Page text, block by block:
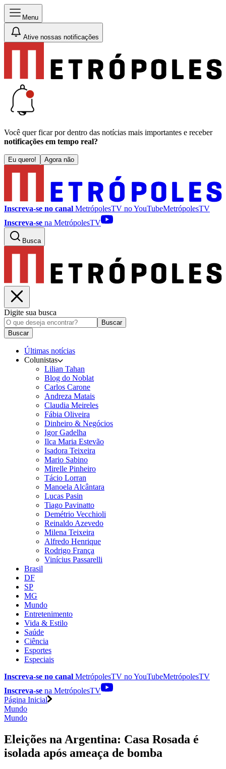
Menu
Ative nossas notificações
Você quer ficar por dentro das notícias mais importantes e receber
notificações em tempo real?
Eu quero! Agora não
Inscreva-se no canal MetrópolesTV noYouTubeMetrópolesTV
Inscreva-se na MetrópolesTV
Busca
Digite sua busca
Buscar
Buscar
Últimas notícias
Colunistas
Lilian Tahan
Blog do Noblat
Carlos Carone
Andreza Matais
Claudia Meireles
Fábia Oliveira
Dinheiro & Negócios
Igor Gadelha
Ilca Maria Estevão
Isadora Teixeira
Mario Sabino
Mirelle Pinheiro
Tácio Lorran
Manoela Alcântara
Lucas Pasin
Tiago Pavinatto
Demétrio Vecchioli
Reinaldo Azevedo
Milena Teixeira
Alfredo Henrique
Rodrigo França
Vinícius Passarelli
Brasil
DF
SP
MG
Mundo
Entretenimento
Vida & Estilo
Saúde
Ciência
Esportes
Especiais
Inscreva-se no canal MetrópolesTV noYouTubeMetrópolesTV
Inscreva-se na MetrópolesTV
Página Inicial
Mundo
Mundo
Eleições na Argentina: Casa Rosada é
isolada após ameaça de bomba